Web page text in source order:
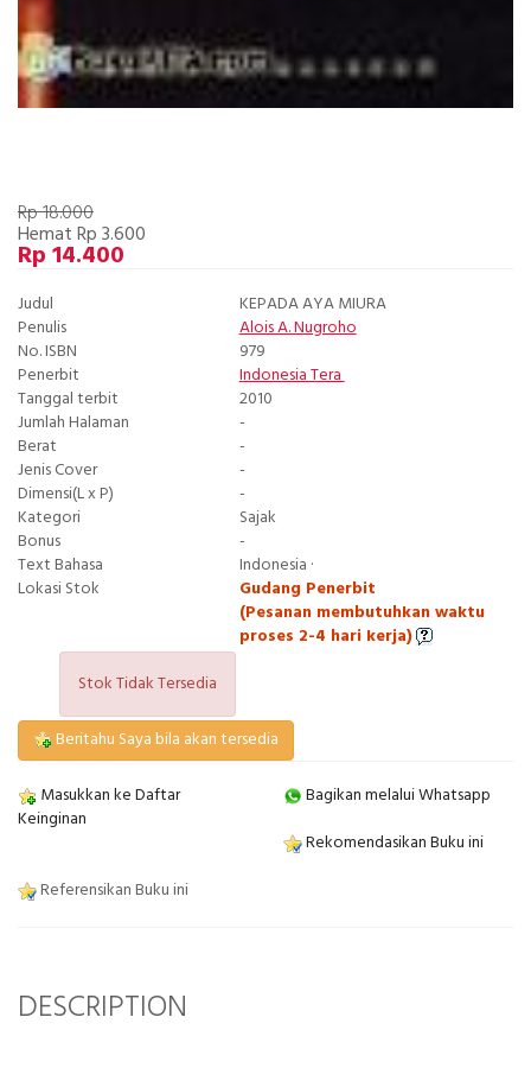
Rp 18.000
Hemat Rp 3.600
Rp 14.400
Judul
KEPADA AYA MIURA
Penulis
Alois A. Nugroho
No. ISBN
979
Penerbit
Indonesia Tera
Tanggal terbit
2010
Jumlah Halaman
-
Berat
-
Jenis Cover
-
Dimensi(L x P)
-
Kategori
Sajak
Bonus
-
Text Bahasa
Indonesia ·
Lokasi Stok
Gudang Penerbit
(Pesanan membutuhkan waktu
proses 2-4 hari kerja)
Stok Tidak Tersedia
Beritahu Saya bila akan tersedia
Masukkan ke Daftar
Keinginan
Bagikan melalui Whatsapp
Rekomendasikan Buku ini
Referensikan Buku ini
DESCRIPTION